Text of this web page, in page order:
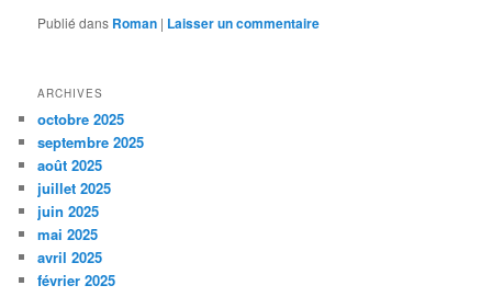
Publié dans Roman | Laisser un commentaire
ARCHIVES
octobre 2025
septembre 2025
août 2025
juillet 2025
juin 2025
mai 2025
avril 2025
février 2025